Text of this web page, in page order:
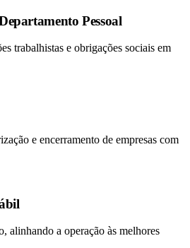
Pessoal
trabalhistas e obrigações sociais em
e encerramento de empresas com
alinhando a operação às melhores